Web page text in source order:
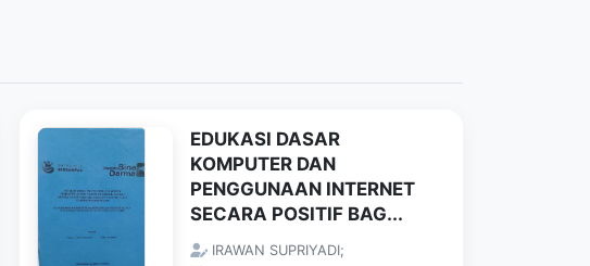
EDUKASI DASAR
KOMPUTER DAN
PENGGUNAAN INTERNET
SECARA POSITIF BAG...
IRAWAN SUPRIYADI;